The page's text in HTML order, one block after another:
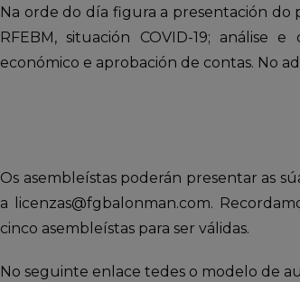
Na orde do día figura a presentación do
RFEBM, situación COVID-19; análise
económico e aprobación de contas. No
Os asembleístas poderán presentar as
a licenzas@fgbalonman.com.
cinco asembleístas para ser válidas.
No seguinte enlace tedes o modelo de